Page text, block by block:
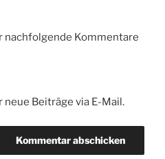
nachfolgende Kommentare
Beiträge via E-Mail.